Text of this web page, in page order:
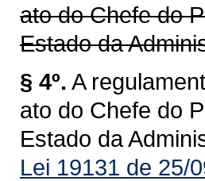
ato do Chefe do
Estado da
§ 4º. A
ato do Chefe do
Estado da
Lei 19131 de 25/